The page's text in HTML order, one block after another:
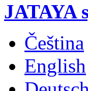
JATAYA
Čeština
English